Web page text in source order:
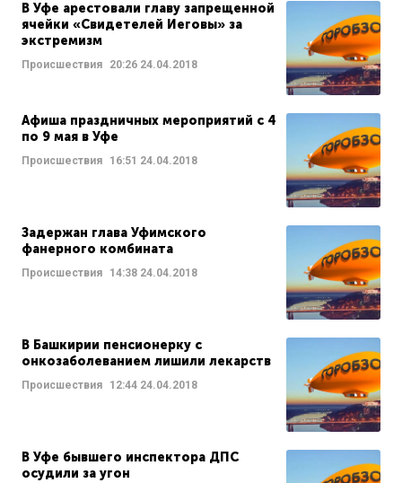
В Уфе арестовали главу запрещенной
ячейки «Свидетелей Иеговы» за
экстремизм
Происшествия 20:26 24.04.2018
Афиша праздничных мероприятий с 4
по 9 мая в Уфе
Происшествия 16:51 24.04.2018
Задержан глава Уфимского
фанерного комбината
Происшествия 14:38 24.04.2018
В Башкирии пенсионерку с
онкозаболеванием лишили лекарств
Происшествия 12:44 24.04.2018
В Уфе бывшего инспектора ДПС
осудили за угон